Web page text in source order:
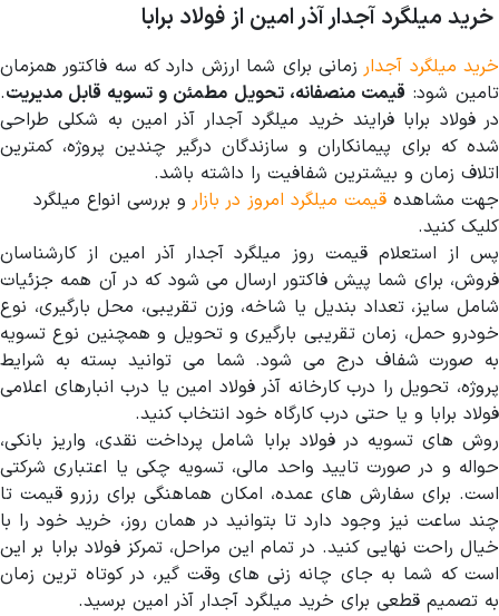
خرید میلگرد آجدار آذر امین از فولاد برابا
خرید میلگرد آجدارزمانی برای شما ارزش دارد که سه فاکتور همزمان
تامین شود: قیمت منصفانه، تحویل مطمئن و تسویه قابل مدیریت.
در فولاد برابا فرایند خرید میلگرد آجدار آذر امین به شکلی طراحی
شده که برای پیمانکاران و سازندگان درگیر چندین پروژه، کمترین
اتلاف زمان و بیشترین شفافیت را داشته باشد.
جهت مشاهده قیمت میلگرد امروز در بازار و بررسی انواع میلگرد
کلیک کنید.
پس از استعلام قیمت روز میلگرد آجدار آذر امین از کارشناسان
فروش، برای شما پیش فاکتور ارسال می شود که در آن همه جزئیات
شامل سایز، تعداد بندیل یا شاخه، وزن تقریبی، محل بارگیری، نوع
خودرو حمل، زمان تقریبی بارگیری و تحویل و همچنین نوع تسویه
به صورت شفاف درج می شود. شما می توانید بسته به شرایط
پروژه، تحویل را درب کارخانه آذر فولاد امین یا درب انبارهای اعلامی
فولاد برابا و یا حتی درب کارگاه خود انتخاب کنید.
روش های تسویه در فولاد برابا شامل پرداخت نقدی، واریز بانکی،
حواله و در صورت تایید واحد مالی، تسویه چکی یا اعتباری شرکتی
است. برای سفارش های عمده، امکان هماهنگی برای رزرو قیمت تا
چند ساعت نیز وجود دارد تا بتوانید در همان روز، خرید خود را با
خیال راحت نهایی کنید. در تمام این مراحل، تمرکز فولاد برابا بر این
است که شما به جای چانه زنی های وقت گیر، در کوتاه ترین زمان
به تصمیم قطعی برای خرید میلگرد آجدار آذر امین برسید.